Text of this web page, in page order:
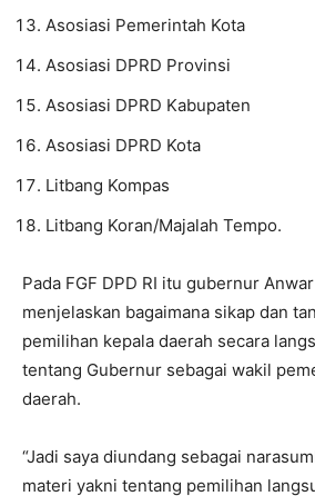
Asosiasi Pemerintah Kota
Asosiasi DPRD Provinsi
Asosiasi DPRD Kabupaten
Asosiasi DPRD Kota
Litbang Kompas
Litbang Koran/Majalah Tempo.
Pada FGF DPD RI itu gubernur
menjelaskan bagaimana sikap dan
pemilihan kepala daerah secara
tentang Gubernur sebagai wakil
daerah.
“Jadi saya diundang sebagai
materi yakni tentang pemilihan